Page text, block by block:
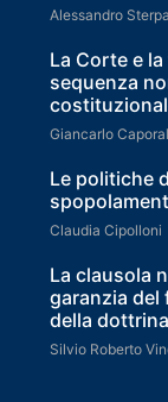
Alessandro Sterpa
La Corte e
sequenza
Giancarlo
Le politiche
Claudia Cipolloni
La clausola
garanzia del
della dottrina
Silvio Roberto